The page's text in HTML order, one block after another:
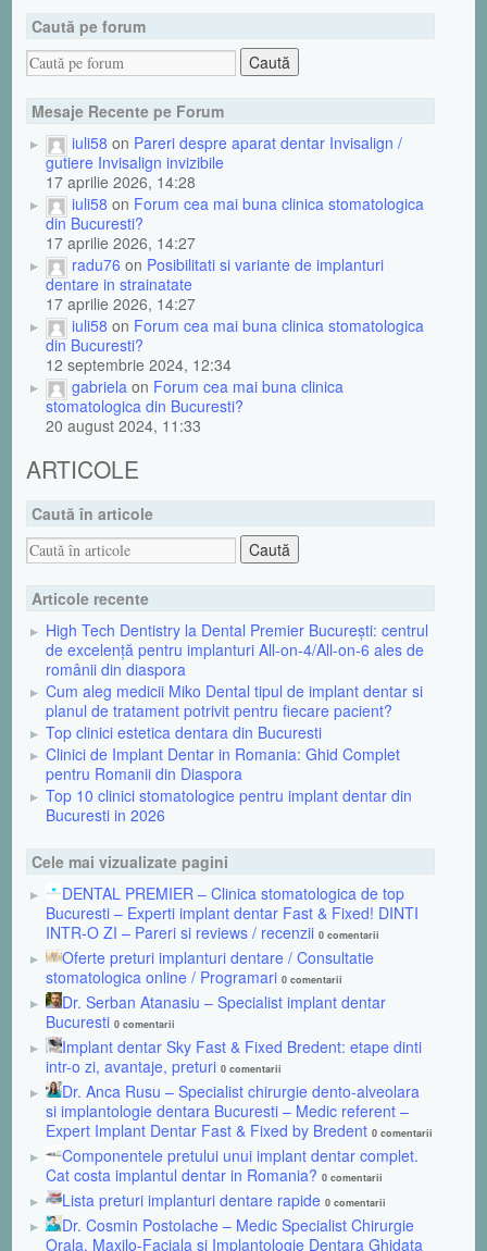
Caută pe forum
Mesaje Recente pe Forum
iuli58 on Pareri despre aparat dentar Invisalign /
gutiere Invisalign invizibile
17 aprilie 2026, 14:28
iuli58 on Forum cea mai buna clinica stomatologica
din Bucuresti?
17 aprilie 2026, 14:27
radu76 on Posibilitati si variante de implanturi
dentare in strainatate
17 aprilie 2026, 14:27
iuli58 on Forum cea mai buna clinica stomatologica
din Bucuresti?
12 septembrie 2024, 12:34
gabriela on Forum cea mai buna clinica
stomatologica din Bucuresti?
20 august 2024, 11:33
ARTICOLE
Caută în articole
Articole recente
High Tech Dentistry la Dental Premier București: centrul
de excelență pentru implanturi All-on-4/All-on-6 ales de
românii din diaspora
Cum aleg medicii Miko Dental tipul de implant dentar si
planul de tratament potrivit pentru fiecare pacient?
Top clinici estetica dentara din Bucuresti
Clinici de Implant Dentar in Romania: Ghid Complet
pentru Romanii din Diaspora
Top 10 clinici stomatologice pentru implant dentar din
Bucuresti in 2026
Cele mai vizualizate pagini
DENTAL PREMIER – Clinica stomatologica de top
Bucuresti – Experti implant dentar Fast & Fixed! DINTI
INTR-O ZI – Pareri si reviews / recenzii 0 comentarii
Oferte preturi implanturi dentare / Consultatie
stomatologica online / Programari 0 comentarii
Dr. Serban Atanasiu – Specialist implant dentar
Bucuresti 0 comentarii
Implant dentar Sky Fast & Fixed Bredent: etape dinti
intr-o zi, avantaje, preturi 0 comentarii
Dr. Anca Rusu – Specialist chirurgie dento-alveolara
si implantologie dentara Bucuresti – Medic referent –
Expert Implant Dentar Fast & Fixed by Bredent 0 comentarii
Componentele pretului unui implant dentar complet.
Cat costa implantul dentar in Romania? 0 comentarii
Lista preturi implanturi dentare rapide 0 comentarii
Dr. Cosmin Postolache – Medic Specialist Chirurgie
Orala, Maxilo-Faciala si Implantologie Dentara Ghidata